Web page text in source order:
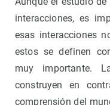
interacciones, es
esas interacciones
estos se definen
muy importante.
construyen en
comprensión del